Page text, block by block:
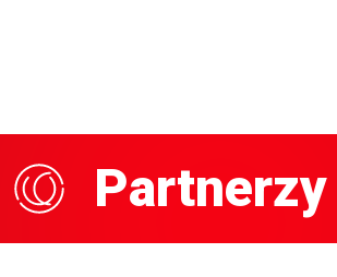
Partnerzy